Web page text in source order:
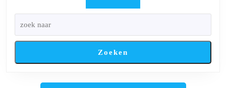
Zoeken